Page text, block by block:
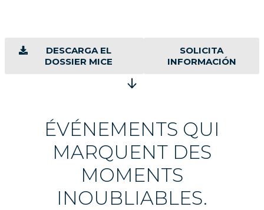
DESCARGA EL
DOSSIER MICE
SOLICITA
INFORMACIÓN
ÉVÉNEMENTS QUI
MARQUENT DES
MOMENTS
INOUBLIABLES.